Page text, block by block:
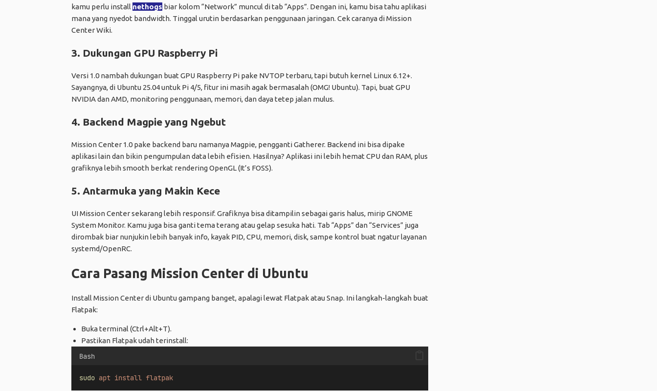
kamu perlu install nethogs biar kolom “Network” muncul di tab “Apps”. Dengan ini, kamu bisa tahu aplikasi
mana yang nyedot bandwidth. Tinggal urutin berdasarkan penggunaan jaringan. Cek caranya di Mission
Center Wiki.
3. Dukungan GPU Raspberry Pi
Versi 1.0 nambah dukungan buat GPU Raspberry Pi pake NVTOP terbaru, tapi butuh kernel Linux 6.12+.
Sayangnya, di Ubuntu 25.04 untuk Pi 4/5, fitur ini masih agak bermasalah (OMG! Ubuntu). Tapi, buat GPU
NVIDIA dan AMD, monitoring penggunaan, memori, dan daya tetep jalan mulus.
4. Backend Magpie yang Ngebut
Mission Center 1.0 pake backend baru namanya Magpie, pengganti Gatherer. Backend ini bisa dipake
aplikasi lain dan bikin pengumpulan data lebih efisien. Hasilnya? Aplikasi ini lebih hemat CPU dan RAM, plus
grafiknya lebih smooth berkat rendering OpenGL (It’s FOSS).
5. Antarmuka yang Makin Kece
UI Mission Center sekarang lebih responsif. Grafiknya bisa ditampilin sebagai garis halus, mirip GNOME
System Monitor. Kamu juga bisa ganti tema terang atau gelap sesuka hati. Tab “Apps” dan “Services” juga
dirombak biar nunjukin lebih banyak info, kayak PID, CPU, memori, disk, sampe kontrol buat ngatur layanan
systemd/OpenRC.
Cara Pasang Mission Center di Ubuntu
Install Mission Center di Ubuntu gampang banget, apalagi lewat Flatpak atau Snap. Ini langkah-langkah buat
Flatpak:
Buka terminal (Ctrl+Alt+T).
Pastikan Flatpak udah terinstall:
Bash
sudo apt install flatpak